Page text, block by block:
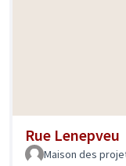
Rue Lenepveu
Maison des